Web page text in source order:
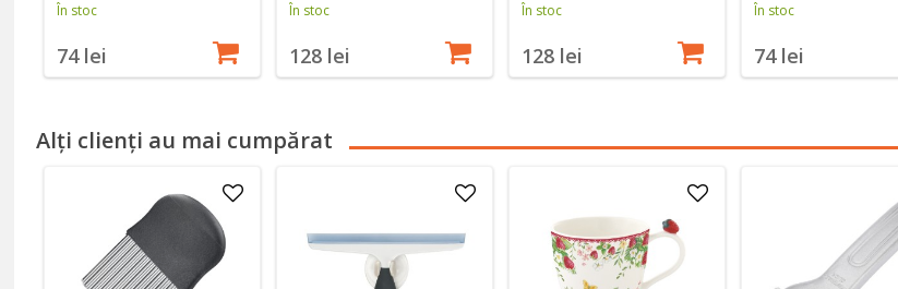
În stoc
74 lei
În stoc
128 lei
În stoc
128 lei
În stoc
74 lei
Alți clienți au mai cumpărat